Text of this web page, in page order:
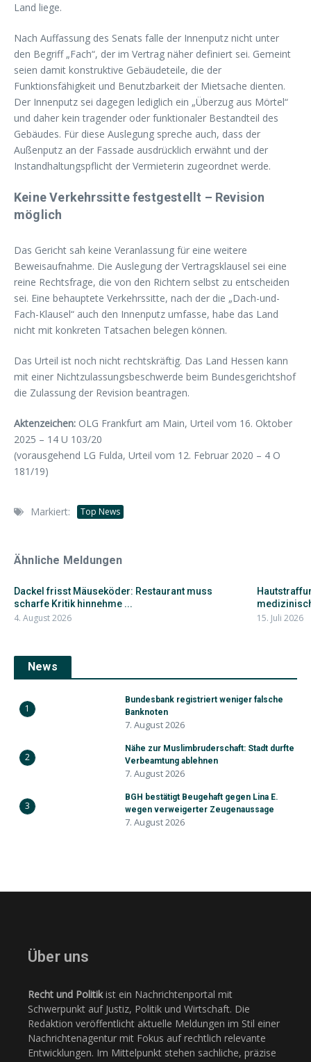
Land liege.
Nach Auffassung des Senats falle der Innenputz nicht unter
den Begriff „Fach“, der im Vertrag näher definiert sei. Gemeint
seien damit konstruktive Gebäudeteile, die der
Funktionsfähigkeit und Benutzbarkeit der Mietsache dienten.
Der Innenputz sei dagegen lediglich ein „Überzug aus Mörtel“
und daher kein tragender oder funktionaler Bestandteil des
Gebäudes. Für diese Auslegung spreche auch, dass der
Außenputz an der Fassade ausdrücklich erwähnt und der
Instandhaltungspflicht der Vermieterin zugeordnet werde.
Keine Verkehrssitte festgestellt – Revision
möglich
Das Gericht sah keine Veranlassung für eine weitere
Beweisaufnahme. Die Auslegung der Vertragsklausel sei eine
reine Rechtsfrage, die von den Richtern selbst zu entscheiden
sei. Eine behauptete Verkehrssitte, nach der die „Dach-und-
Fach-Klausel“ auch den Innenputz umfasse, habe das Land
nicht mit konkreten Tatsachen belegen können.
Das Urteil ist noch nicht rechtskräftig. Das Land Hessen kann
mit einer Nichtzulassungsbeschwerde beim Bundesgerichtshof
die Zulassung der Revision beantragen.
Aktenzeichen: OLG Frankfurt am Main, Urteil vom 16. Oktober
2025 – 14 U 103/20
(vorausgehend LG Fulda, Urteil vom 12. Februar 2020 – 4 O
181/19)
Markiert: Top News
Ähnliche Meldungen
Dackel frisst Mäuseköder: Restaurant muss
scharfe Kritik hinnehme ...
4. August 2026 15. Juli 2026
News
1
Bundesbank registriert weniger falsche
Banknoten
7. August 2026
2
Nähe zur Muslimbruderschaft: Stadt durfte
Verbeamtung ablehnen
7. August 2026
3
BGH bestätigt Beugehaft gegen Lina E.
wegen verweigerter Zeugenaussage
7. August 2026
Über uns
Recht und Politikist ein Nachrichtenportal mit
Schwerpunkt auf Justiz, Politik und Wirtschaft. Die
Redaktion veröffentlicht aktuelle Meldungen im Stil einer
Nachrichtenagentur mit Fokus auf rechtlich relevante
Entwicklungen. Im Mittelpunkt stehen sachliche, präzise